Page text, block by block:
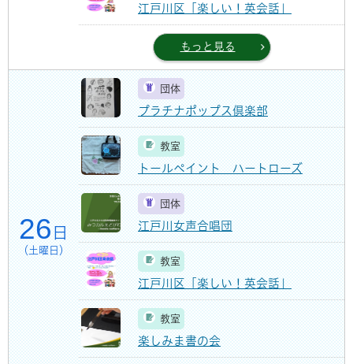
江戸川区「楽しい！英会話」
もっと見る
26 日
（土曜日）
団体
プラチナポップス倶楽部
教室
トールペイント ハートローズ
団体
江戸川女声合唱団
教室
江戸川区「楽しい！英会話」
教室
楽しみま書の会